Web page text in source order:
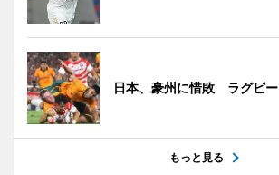
日本、豪州に惜敗 ラグビー
もっと見る